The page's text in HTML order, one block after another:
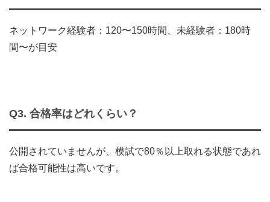
ネットワーク経験者：120〜150時間、未経験者：180時
間〜が目安
Q3. 合格率はどれくらい？
公開されていませんが、模試で80％以上取れる状態であれ
ば合格可能性は高いです。